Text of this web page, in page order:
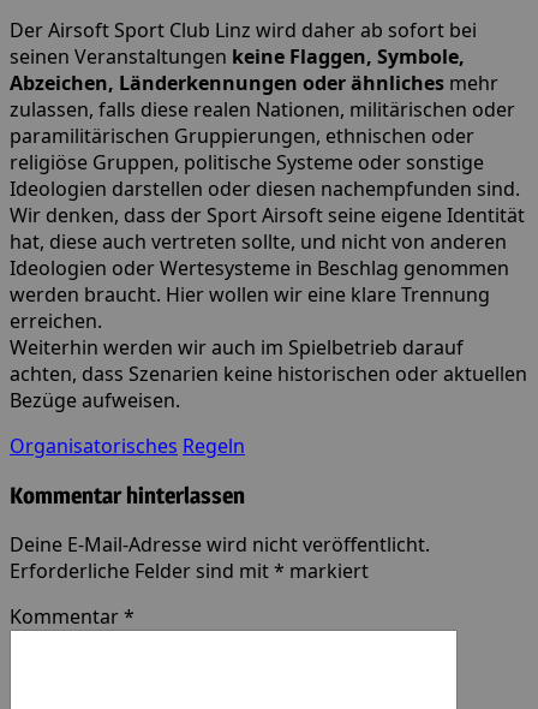
Der Airsoft Sport Club Linz wird daher ab sofort bei
seinen Veranstaltungen keine Flaggen, Symbole,
Abzeichen, Länderkennungen oder ähnliches mehr
zulassen, falls diese realen Nationen, militärischen oder
paramilitärischen Gruppierungen, ethnischen oder
religiöse Gruppen, politische Systeme oder sonstige
Ideologien darstellen oder diesen nachempfunden sind.
Wir denken, dass der Sport Airsoft seine eigene Identität
hat, diese auch vertreten sollte, und nicht von anderen
Ideologien oder Wertesysteme in Beschlag genommen
werden braucht. Hier wollen wir eine klare Trennung
erreichen.
Weiterhin werden wir auch im Spielbetrieb darauf
achten, dass Szenarien keine historischen oder aktuellen
Bezüge aufweisen.
Organisatorisches Regeln
Kommentar hinterlassen
Deine E-Mail-Adresse wird nicht veröffentlicht.
Erforderliche Felder sind mit* markiert
Kommentar*